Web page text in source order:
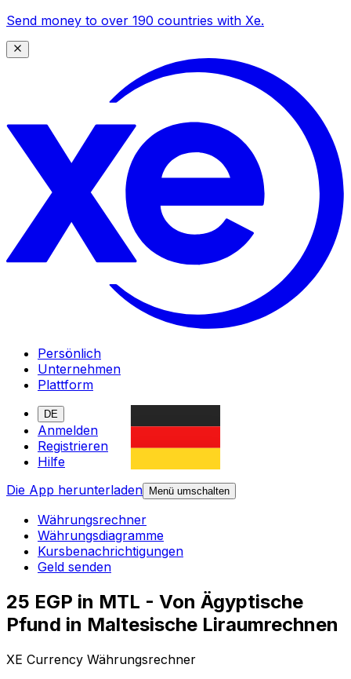
Send money to over 190 countries with Xe.
Persönlich
Unternehmen
Plattform
DE
Anmelden
Registrieren
Hilfe
Die App herunterladen
Menü umschalten
Währungsrechner
Währungsdiagramme
Kursbenachrichtigungen
Geld senden
25 EGP in MTL - Von Ägyptische
Pfund in Maltesische Liraumrechnen
XE Currency Währungsrechner